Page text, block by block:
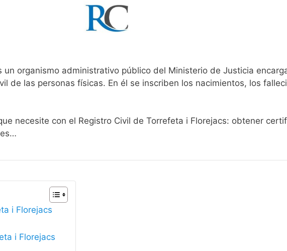
un organismo administrativo público del Ministerio de Justicia
de las personas físicas. En él se inscriben los nacimientos, los
necesite con el Registro Civil de Torrefeta i Florejacs: obtener
i Florejacs
i Florejacs